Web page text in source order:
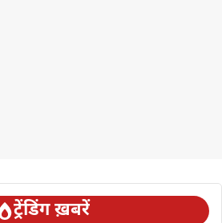
ट्रेंडिंग ख़बरें